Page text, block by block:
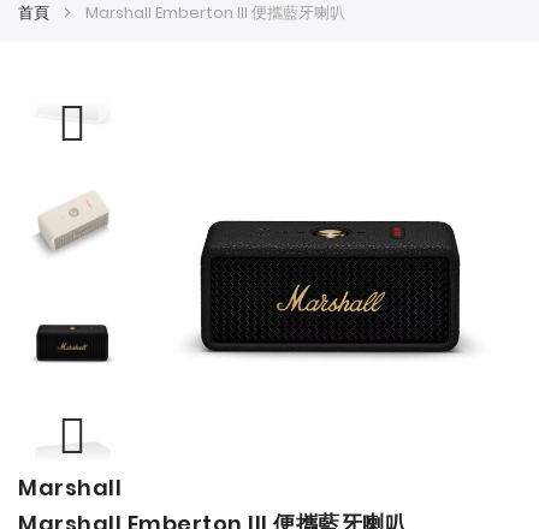
首頁 Marshall Emberton III 便攜藍牙喇叭
Marshall
the
beginning
the